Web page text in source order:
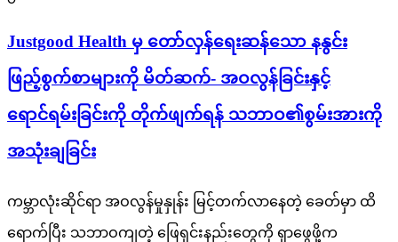
Justgood Health မှ တော်လှန်ရေးဆန်သော နနွင်း
ဖြည့်စွက်စာများကို မိတ်ဆက်- အဝလွန်ခြင်းနှင့်
ရောင်ရမ်းခြင်းကို တိုက်ဖျက်ရန် သဘာဝ၏စွမ်းအားကို
အသုံးချခြင်း
ကမ္ဘာလုံးဆိုင်ရာ အဝလွန်မှုနှုန်း မြင့်တက်လာနေတဲ့ ခေတ်မှာ ထိ
ရောက်ပြီး သဘာဝကျတဲ့ ဖြေရှင်းနည်းတွေကို ရှာဖွေဖို့က